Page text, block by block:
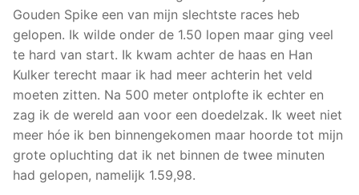
Gouden Spike een van mijn slechtste races heb
gelopen. Ik wilde onder de 1.50 lopen maar ging veel
te hard van start. Ik kwam achter de haas en Han
Kulker terecht maar ik had meer achterin het veld
moeten zitten. Na 500 meter ontplofte ik echter en
zag ik de wereld aan voor een doedelzak. Ik weet niet
meer hóe ik ben binnengekomen maar hoorde tot mijn
grote opluchting dat ik net binnen de twee minuten
had gelopen, namelijk 1.59,98.